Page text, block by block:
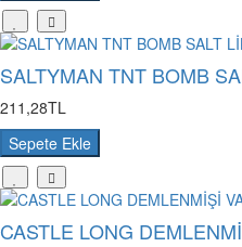
SALTYMAN TNT BOMB
211,28TL
Sepete Ekle
CASTLE LONG